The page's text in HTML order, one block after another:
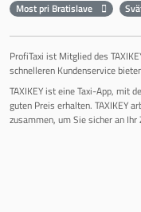
Most pri Bratislave
ProfiTaxi ist Mitglied des
schnelleren Kundenservice
TAXIKEY ist eine Taxi-App, mit
guten Preis erhalten. TAXIKEY
zusammen, um Sie sicher an Ihr